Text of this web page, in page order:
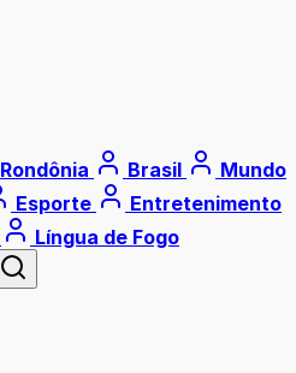
Rondônia Brasil
Mundo
Esporte
Entretenimento
Língua de Fogo